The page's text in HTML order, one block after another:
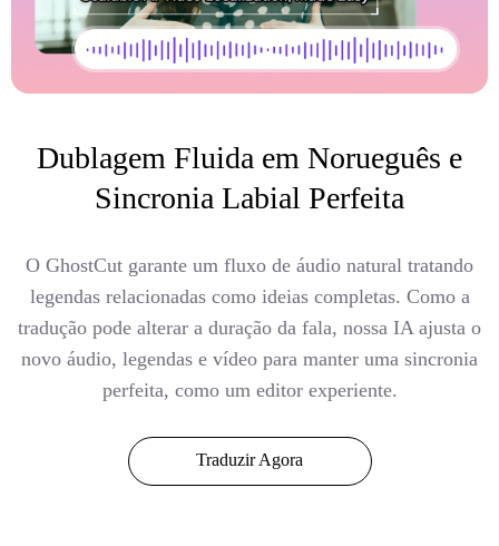
Dublagem Fluida em Norueguês e
Sincronia Labial Perfeita
O GhostCut garante um fluxo de áudio natural tratando
legendas relacionadas como ideias completas. Como a
tradução pode alterar a duração da fala, nossa IA ajusta o
novo áudio, legendas e vídeo para manter uma sincronia
perfeita, como um editor experiente.
Traduzir Agora